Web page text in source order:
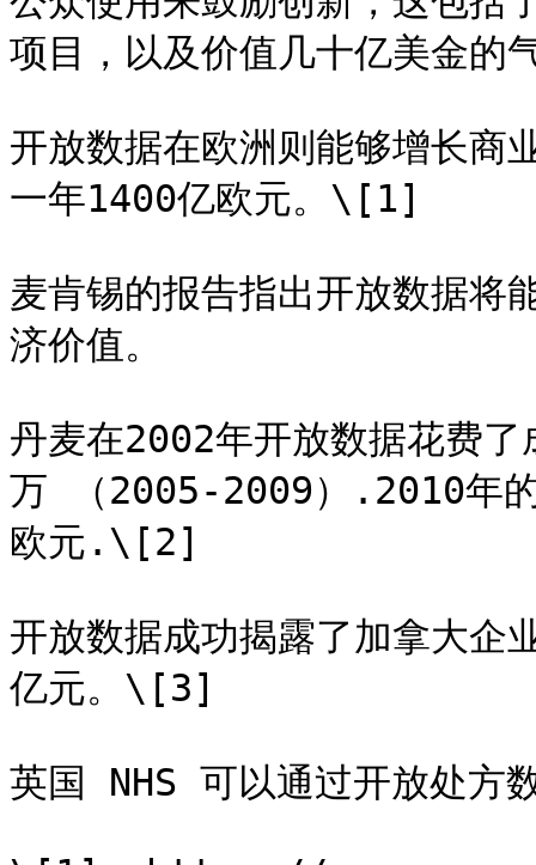
项目，以及价值几十亿美金的
开放数据在欧洲则能够增长商
一年1400亿欧元。\[1]
麦肯锡的报告指出开放数据将
济价值。
丹麦在2002年开放数据花费
万 （2005-2009）.2010年
欧元.\[2]
开放数据成功揭露了加拿大企
亿元。\[3]
英国 NHS 可以通过开放处